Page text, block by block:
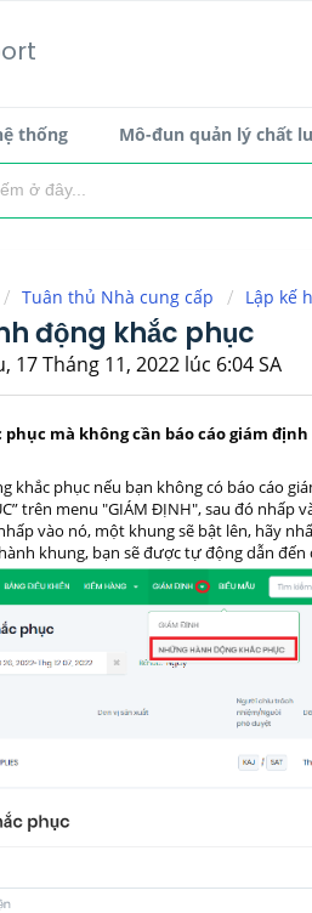
thống Mô-đun quản lý chất
Tuân thủ Nhà cung cấp Lập kế
động khắc phục
17 Tháng 11, 2022 lúc 6:04 SA
phục mà không cần báo cáo giám định
khắc phục nếu bạn không có báo cáo
trên menu "GIÁM ĐỊNH", sau đó nhấp
vào nó, một khung sẽ bật lên, hãy
khung, bạn sẽ được tự động dẫn